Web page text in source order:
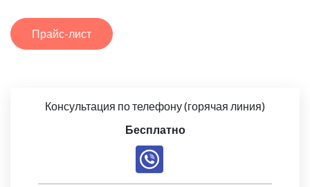
Прайс-лист
Консультация по телефону (горячая линия)
Бесплатно